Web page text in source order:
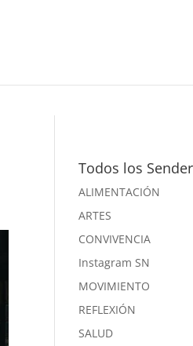
Todos los
ALIMENTACIÓN
ARTES
CONVIVENCIA
Instagram SN
MOVIMIENTO
REFLEXIÓN
SALUD